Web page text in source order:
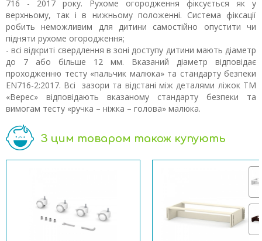
716 - 2017 року. Рухоме огородження фіксується як у
верхньому, так і в нижньому положенні. Система фіксації
робить неможливим для дитини самостійно опустити чи
підняти рухоме огородження;
- всі відкриті свердлення в зоні доступу дитини мають діаметр
до 7 або більше 12 мм. Вказаний діаметр відповідає
проходженню тесту «пальчик малюка» та стандарту безпеки
EN716-2:2017. Всі зазори та відстані між деталями ліжок ТМ
«Верес» відповідають вказаному стандарту безпеки та
вимогам тесту «ручка – ніжка – голова» малюка.
З цим товаром також купують